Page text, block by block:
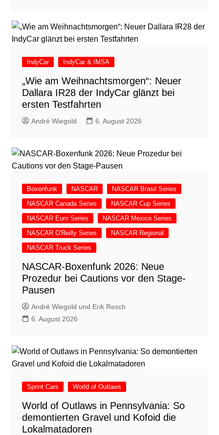
IndyCar IndyCar & IMSA
„Wie am Weihnachtsmorgen“: Neuer
Dallara IR28 der IndyCar glänzt bei
ersten Testfahrten
André Wiegold 6. August 2026
Boxenfunk NASCAR
NASCAR Brasil Series
NASCAR Canada Series
NASCAR Cup Series
NASCAR Euro Series
NASCAR Mexico Series
NASCAR O'Reilly Series
NASCAR Regional
NASCAR Truck Series
NASCAR-Boxenfunk 2026: Neue
Prozedur bei Cautions vor den Stage-
Pausen
André Wiegold und Erik Resch
6. August 2026
Sprint Cars World of Outlaws
World of Outlaws in Pennsylvania: So
demontierten Gravel und Kofoid die
Lokalmatadoren